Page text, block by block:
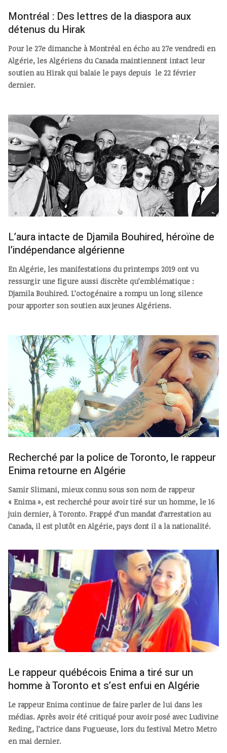
Montréal : Des lettres de la diaspora aux
détenus du Hirak
Pour le 27e dimanche à Montréal en écho au 27e vendredi en
Algérie, les Algériens du Canada maintiennent intact leur
soutien au Hirak qui balaie le pays depuis le 22 février
dernier.
L’aura intacte de Djamila Bouhired, héroïne de
l’indépendance algérienne
En Algérie, les manifestations du printemps 2019 ont vu
ressurgir une figure aussi discrète qu’emblématique :
Djamila Bouhired. L’octogénaire a rompu un long silence
pour apporter son soutien aux jeunes Algériens.
Recherché par la police de Toronto, le rappeur
Enima retourne en Algérie
Samir Slimani, mieux connu sous son nom de rappeur
« Enima », est recherché pour avoir tiré sur un homme, le 16
juin dernier, à Toronto. Frappé d’un mandat d’arrestation au
Canada, il est plutôt en Algérie, pays dont il a la nationalité.
Le rappeur québécois Enima a tiré sur un
homme à Toronto et s’est enfui en Algérie
Le rappeur Enima continue de faire parler de lui dans les
médias. Après avoir été critiqué pour avoir posé avec Ludivine
Reding, l’actrice dans Fugueuse, lors du festival Metro Metro
en mai dernier.